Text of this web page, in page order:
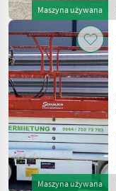
Maszyna używana
Maszyna używana